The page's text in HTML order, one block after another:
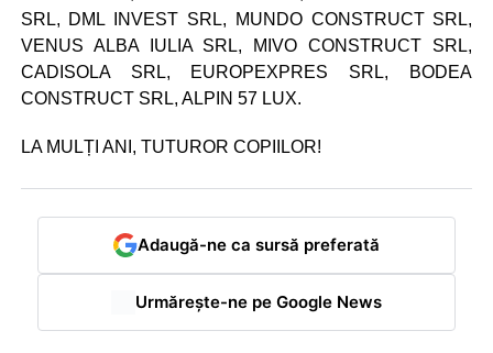
SRL, DML INVEST SRL, MUNDO CONSTRUCT SRL,
VENUS ALBA IULIA SRL, MIVO CONSTRUCT SRL,
CADISOLA SRL, EUROPEXPRES SRL, BODEA
CONSTRUCT SRL, ALPIN 57 LUX.
LA MULȚI ANI, TUTUROR COPIILOR!
Adaugă-ne ca sursă preferată
Urmărește-ne pe Google News